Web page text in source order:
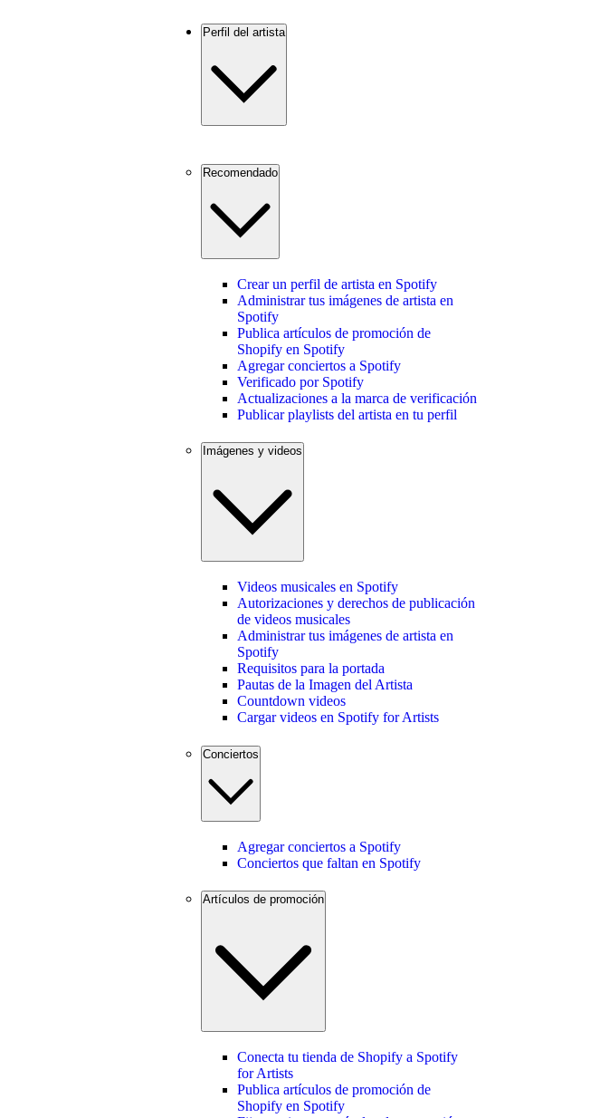
Perfil del artista
Recomendado
Crear un perfil de artista en Spotify
Administrar tus imágenes de artista en
Spotify
Publica artículos de promoción de
Shopify en Spotify
Agregar conciertos a Spotify
Verificado por Spotify
Actualizaciones a la marca de verificación
Publicar playlists del artista en tu perfil
Imágenes y videos
Videos musicales en Spotify
Autorizaciones y derechos de publicación
de videos musicales
Administrar tus imágenes de artista en
Spotify
Requisitos para la portada
Pautas de la Imagen del Artista
Countdown videos
Cargar videos en Spotify for Artists
Conciertos
Agregar conciertos a Spotify
Conciertos que faltan en Spotify
Artículos de promoción
Conecta tu tienda de Shopify a Spotify
for Artists
Publica artículos de promoción de
Shopify en Spotify